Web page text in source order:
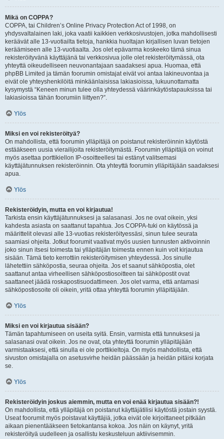
Mikä on COPPA?
COPPA, tai Children’s Online Privacy Protection Act of 1998, on
yhdysvaltalainen laki, joka vaatii kaikkien verkkosivustojen, jotka mahdollisesti
keräävät alle 13-vuotiailta tietoja, hankkia huoltajan kirjallisen luvan tietojen
keräämiseen alle 13-vuotiaalta. Jos olet epävarma koskeeko tämä sinua
rekisteröityvänä käyttäjänä tai verkkosivua jolle olet rekisteröitymässä, ota
yhteyttä oikeudelliseen neuvonantajaan saadaksesi apua. Huomaa, että
phpBB Limited ja tämän foorumin omistajat eivät voi antaa lakineuvontaa ja
eivät ole yhteyshenkilöitä minkäänlaisissa lakiasioissa, lukuunottamatta
kysymystä “Keneen minun tulee olla yhteydessä väärinkäytöstapauksissa tai
lakiasioissa tähän foorumiin liittyen?”.
Ylös
Miksi en voi rekisteröityä?
On mahdollista, että foorumin ylläpitäjä on poistanut rekisteröinnin käytöstä
estääkseen uusia vierailijoita rekisteröitymästä. Foorumin ylläpitäjä on voinut
myös asettaa porttikiellon IP-osoitteellesi tai estänyt valitsemasi
käyttäjätunnuksen rekisteröinnin. Ota yhteyttä foorumin ylläpitäjään saadaksesi
apua.
Ylös
Rekisteröidyin, mutta en voi kirjautua!
Tarkista ensin käyttäjätunnuksesi ja salasanasi. Jos ne ovat oikein, yksi
kahdesta asiasta on saattanut tapahtua. Jos COPPA-tuki on käytössä ja
määrittelit olevasi alle 13-vuotias rekisteröityessäsi, sinun tulee seurata
saamiasi ohjeita. Jotkut foorumit vaativat myös uusien tunnusten aktivoinnin
joko sinun itsesi toimesta tai ylläpitäjän toimesta ennen kuin voit kirjautua
sisään. Tämä tieto kerrottiin rekisteröitymisen yhteydessä. Jos sinulle
lähetettiin sähköpostia, seuraa ohjeita. Jos et saanut sähköpostia, olet
saattanut antaa virheellisen sähköpostiosoitteen tai sähköpostit ovat
saattaneet jäädä roskapostisuodattimeen. Jos olet varma, että antamasi
sähköpostiosoite oli oikein, yritä ottaa yhteyttä foorumin ylläpitäjään.
Ylös
Miksi en voi kirjautua sisään?
Tämän tapahtumiseen on useita syitä. Ensin, varmista että tunnuksesi ja
salasanasi ovat oikein. Jos ne ovat, ota yhteyttä foorumin ylläpitäjään
varmistaaksesi, että sinulla ei ole porttikieltoja. On myös mahdollista, että
sivuston omistajalla on asetusvirhe heidän päässään ja heidän pitäisi korjata
se.
Ylös
Rekisteröidyin joskus aiemmin, mutta en voi enää kirjautua sisään?!
On mahdollista, että ylläpitäjä on poistanut käyttäjätilisi käytöstä jostain syystä.
Useat foorumit myös poistavat käyttäjiä, jotka eivät ole kirjoittaneet pitkään
aikaan pienentääkseen tietokantansa kokoa. Jos näin on käynyt, yritä
rekisteröityä uudelleen ja osallistu keskusteluun aktiivisemmin.